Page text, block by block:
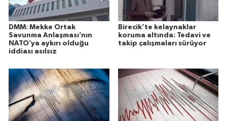
DMM: Mekke Ortak
Savunma Anlaşması’nın
NATO’ya aykırı olduğu
iddiası asılsız
Birecik’te kelaynaklar
koruma altında: Tedavi ve
takip çalışmaları sürüyor